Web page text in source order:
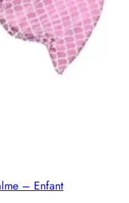
– Enfant